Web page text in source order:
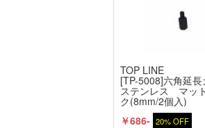
TOP LINE
[TP-5008]六角延
ステンレス マッ
ク(8mm/2個入)
￥686- 20% OFF